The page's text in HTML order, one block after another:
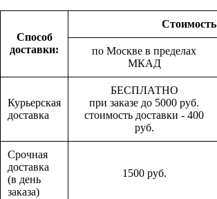
Способ
доставки:
Стоимость
по Москве в пределах
МКАД
Курьерская
доставка
БЕСПЛАТНО
при заказе до 5000 руб.
стоимость доставки - 400
руб.
Срочная
доставка
(в день
заказа)
1500 руб.